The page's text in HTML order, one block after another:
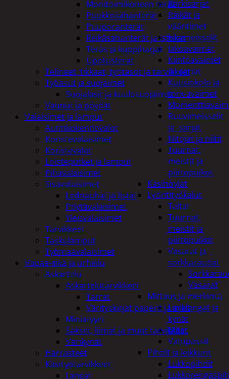
Kärkisarjat
Räikät ja
vääntimet
Iskumeisselit
Jakoavaimet
Kiintoavaimet
ja -sarjat
Kuusiokolo ja
torx-avaimet
Ruuvimeisselit
ja -sarjat
Nitojat ja niitit
Tuurnat,
meistit ja
piirtopuikot
Käsihöylät
Lyöntityökalut
Taltat
Tuurnat,
meistit ja
piirtopuikot
Vasarat ja
sorkkaraudat
Vasarat
Mittaus ja merkintä
Linjalangat ja
kynät
Mitat
Vatupassit
Pihdit ja leikkurit
Lukkopihdit
Monitoimikoneen terät
Puukkosahanterät
Puuporanterät
Reikäsahanterät ja istukat
Teräs ja kuppiharjat
Upotusterät
Telineet, tikkaat, työtasot ja tarvikkeet
Työasut ja suojaimet
Suojalasit ja kuulosuojaimet
Vaunut ja pöydät
Valaisimet ja lamput
Aurinkokennovalot
Koristevalaisimet
Koristevalot
Loisteputket ja lamput
Pihavalaisimet
Sisävalaisimet
Lednauhat ja listat
Pöytävalaisimet
Yleisvalaisimet
Tarvikkeet
Taskulamput
Työmaavalaisimet
Vapaa-aika ja urheilu
Askartelu
Askartelutarvikkeet
Tarrat
Värityskirjat paperit ja arkit
Miniatyyri
Sakset, liimat ja muut tarvikkeet
Värikynät
Harrasteet
Käsityötarvikkeet
Langat